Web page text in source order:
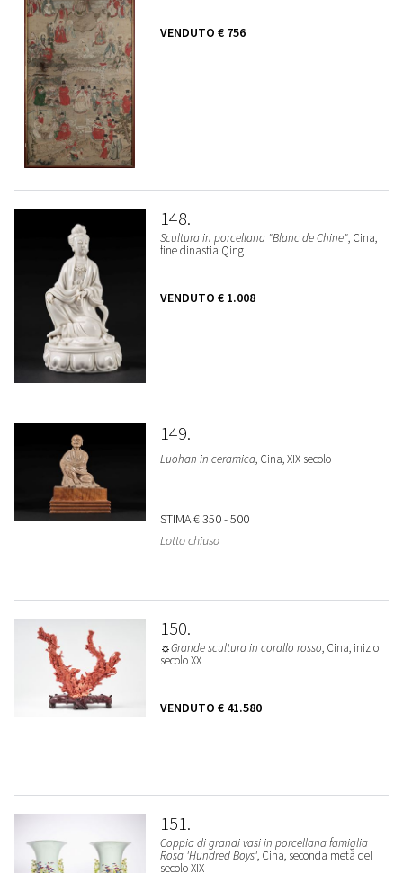
VENDUTO € 756
148
Scultura in porcellana "Blanc de Chine", Cina,
fine dinastia Qing
VENDUTO € 1.008
149
Luohan in ceramica, Cina, XIX secolo
STIMA€ 350 - 500
Lotto chiuso
150
☼Grande scultura in corallo rosso, Cina, inizio
secolo XX
VENDUTO € 41.580
151
Coppia di grandi vasi in porcellana famiglia
Rosa 'Hundred Boys', Cina, seconda metà del
secolo XIX